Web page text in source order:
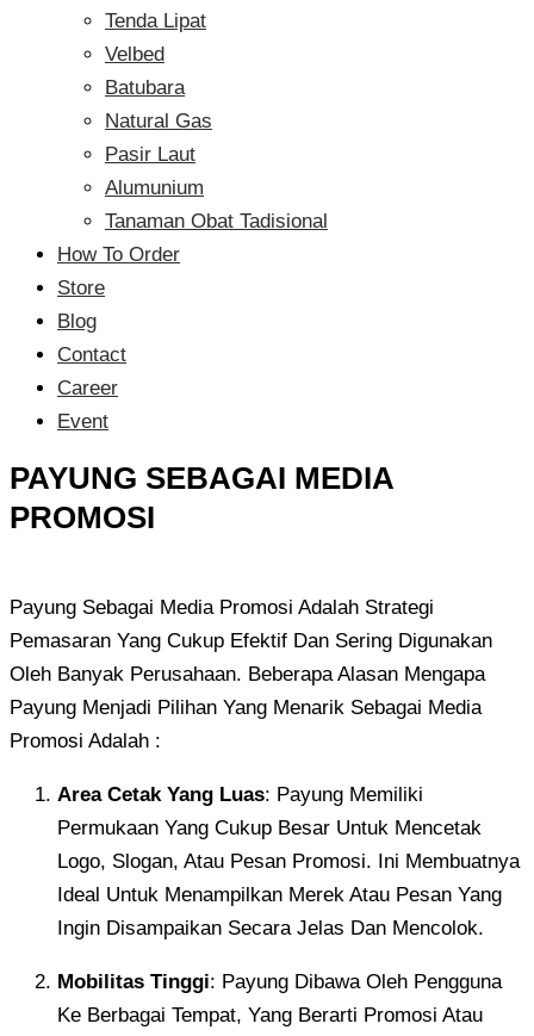
Tenda Lipat
Velbed
Batubara
Natural Gas
Pasir Laut
Alumunium
Tanaman Obat Tadisional
How To Order
Store
Blog
Contact
Career
Event
PAYUNG SEBAGAI MEDIA
PROMOSI
Payung Sebagai Media Promosi Adalah Strategi
Pemasaran Yang Cukup Efektif Dan Sering Digunakan
Oleh Banyak Perusahaan. Beberapa Alasan Mengapa
Payung Menjadi Pilihan Yang Menarik Sebagai Media
Promosi Adalah :
Area Cetak Yang Luas: Payung Memiliki
Permukaan Yang Cukup Besar Untuk Mencetak
Logo, Slogan, Atau Pesan Promosi. Ini Membuatnya
Ideal Untuk Menampilkan Merek Atau Pesan Yang
Ingin Disampaikan Secara Jelas Dan Mencolok.
Mobilitas Tinggi: Payung Dibawa Oleh Pengguna
Ke Berbagai Tempat, Yang Berarti Promosi Atau